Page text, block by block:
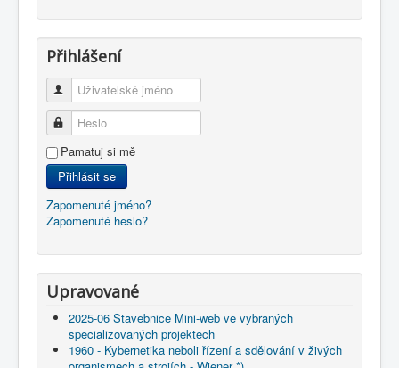
Přihlášení
Uživatelské jméno
Heslo
Pamatuj si mě
Přihlásit se
Zapomenuté jméno?
Zapomenuté heslo?
Upravované
2025-06 Stavebnice Mini-web ve vybraných
specializovaných projektech
1960 - Kybernetika neboli řízení a sdělování v živých